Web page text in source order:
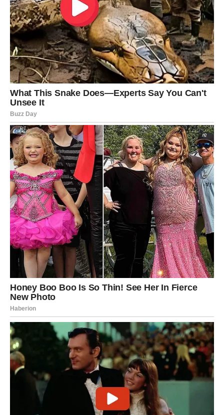
Poruka sedmice: Ne morate sve kontrolisati – neke stvari
se same slože.
Vaga– VAŽNA ODLUKA
Vaga donosi odluku koja utiče na budućnost.
U ljubavi, dolazi balans ili prelom. Ako ste u vezi,
razgovor o budućnosti postaje konkretan. Slobodne Vage
mogu ući u ozbiljnu priču.
Poslovno, saradnja je ključ. Finansije se stabilizuju, ali
budite realni u proceni troškova.
Poruka sedmice:Birajte ono što vam donosi mir.
Škorpija – INTENZIVNA ISTINA
Škorpija prolazi kroz sedmicu dubokih razgovora i važnih
odluka.
U ljubavi, dolazi iskrenost bez maske. Slobodni mogu
doživeti sudbinski susret.
Poslovno, intuicija vas vodi ka pravoj odluci. Finansijski,
rešavate staru obavezu.
Ne bojte se istine – ona vas oslobađa.